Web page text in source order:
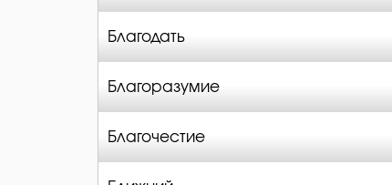
Благодать
Благоразумие
Благочестие